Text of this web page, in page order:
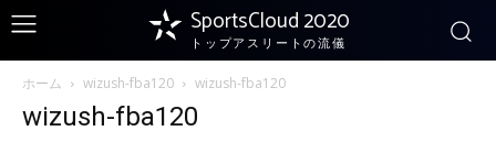
SportsCloud 2020
トップアスリートの流儀
ホーム wizush-fba120 wizush-fba120
wizush-fba120